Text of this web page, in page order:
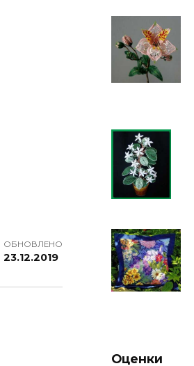
ОБНОВЛЕНО
23.12.2019
Оценки